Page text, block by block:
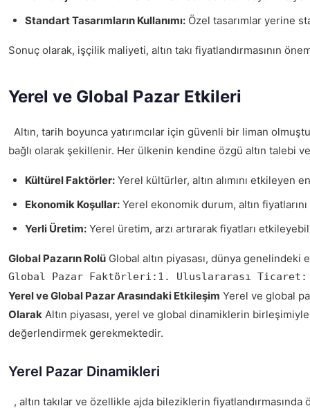
Standart Tasarımların Kullanımı: Özel tasarımlar yerine
Sonuç olarak, işçilik maliyeti, altın takı fiyatlandırmasının
Yerel ve Global Pazar Etkileri
Altın, tarih boyunca yatırımcılar için güvenli bir liman
bağlı olarak şekillenir. Her ülkenin kendine özgü altın talebi
Kültürel Faktörler: Yerel kültürler, altın alımını etkileyen
Ekonomik Koşullar: Yerel ekonomik durum, altın
Yerli Üretim: Yerel üretim, arzı artırarak fiyatları
Global Pazarın Rolü Global altın piyasası, dünya genelindeki
Global Pazar Faktörleri:1. Uluslararası
Yerel ve Global Pazar Arasındaki Etkileşim Yerel ve global
Olarak Altın piyasası, yerel ve global dinamiklerin
değerlendirmek gerekmektedir.
Yerel Pazar Dinamikleri
, altın takılar ve özellikle ajda bileziklerin